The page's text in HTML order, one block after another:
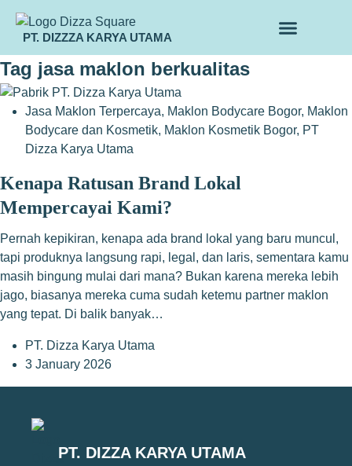
PT. DIZZZA KARYA UTAMA
Tag jasa maklon berkualitas
Jasa Maklon Terpercaya, Maklon Bodycare Bogor, Maklon
Bodycare dan Kosmetik, Maklon Kosmetik Bogor, PT
Dizza Karya Utama
Kenapa Ratusan Brand Lokal
Mempercayai Kami?
Pernah kepikiran, kenapa ada brand lokal yang baru muncul,
tapi produknya langsung rapi, legal, dan laris, sementara kamu
masih bingung mulai dari mana? Bukan karena mereka lebih
jago, biasanya mereka cuma sudah ketemu partner maklon
yang tepat. Di balik banyak…
PT. Dizza Karya Utama
3 January 2026
PT. DIZZA KARYA UTAMA